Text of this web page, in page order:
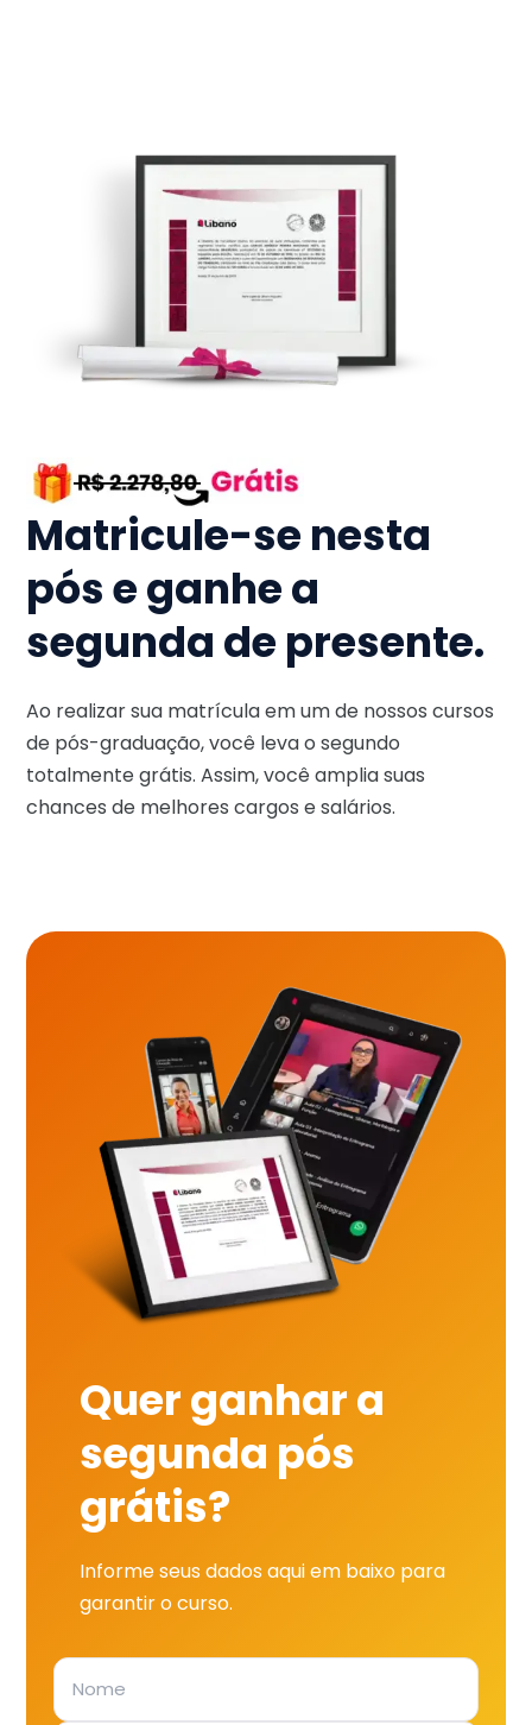
Matricule-se nesta
pós e ganhe a
segunda de presente.
Ao realizar sua matrícula em um de nossos cursos
de pós-graduação, você leva o segundo
totalmente grátis. Assim, você amplia suas
chances de melhores cargos e salários.
Quer ganhar a
segunda pós
grátis?
Informe seus dados aqui em baixo para
garantir o curso.